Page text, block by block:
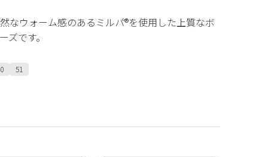
なウォーム感のあるミルパ®を使用した上質なボ
ズです。
51